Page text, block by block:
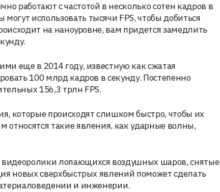
работают с частотой в несколько сотен кадров в
использовать тысячи FPS, чтобы добиться
на наноуровне, вам придется замедлить
еще в 2014 году, известную как сжатая
100 млрд кадров в секунду. Постепенно
156,3 трлн FPS.
которые происходят слишком быстро, чтобы их
такие явления, как ударные волны,
лопающихся воздушных шаров, снятые
новых сверхбыстрых явлений поможет сделать
и инженерии.